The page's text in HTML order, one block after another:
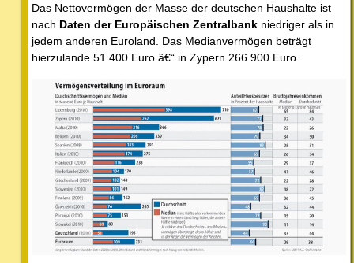
Das Nettovermögen der Masse der deutschen Haushalte ist
nach Daten der Europäischen Zentralbank niedriger als in
jedem anderen Euroland. Das Medianvermögen beträgt
hierzulande 51.400 Euro â€“ in Zypern 266.900 Euro.